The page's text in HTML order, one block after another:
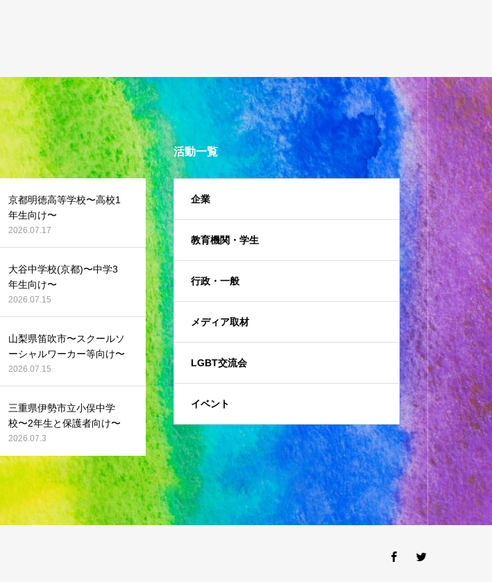
京都明徳高等学校〜高校1
年生向け〜
2026.07.17
大谷中学校(京都)〜中学3
年生向け〜
2026.07.15
山梨県笛吹市〜スクールソ
ーシャルワーカー等向け〜
2026.07.15
三重県伊勢市立小俣中学
校〜2年生と保護者向け〜
2026.07.3
活動一覧
企業
教育機関・学生
行政・一般
メディア取材
LGBT交流会
イベント